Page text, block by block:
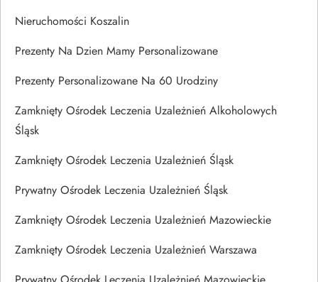
Nieruchomości Koszalin
Prezenty Na Dzien Mamy Personalizowane
Prezenty Personalizowane Na 60 Urodziny
Zamknięty Ośrodek Leczenia Uzależnień Alkoholowych
Śląsk
Zamknięty Ośrodek Leczenia Uzależnień Śląsk
Prywatny Ośrodek Leczenia Uzależnień Śląsk
Zamknięty Ośrodek Leczenia Uzależnień Mazowieckie
Zamknięty Ośrodek Leczenia Uzależnień Warszawa